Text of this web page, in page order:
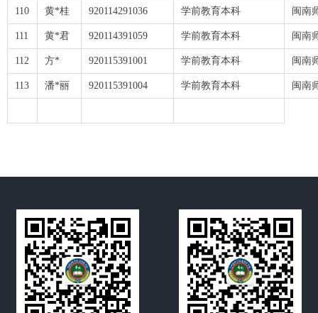
110 黄*桂 920114291036 学前教育本科 闽南
111 黄*君 920114391059 学前教育本科 闽南
112 方* 920115391001 学前教育本科 闽南
113 潘*丽 920115391004 学前教育本科 闽南